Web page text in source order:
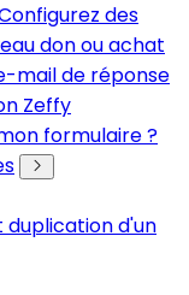
des
don ou achat
mail de réponse
Zeffy
formulaire ?
duplication d'un